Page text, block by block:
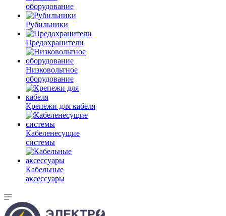
оборудование
Рубильники
Предохранители
Низковольтное
оборудование
Крепежи для кабеля
Кабеленесущие
системы
Кабельные
аксессуары